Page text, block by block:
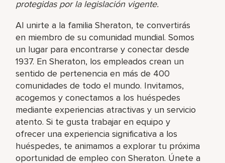
protegidas por la legislación vigente.
Al unirte a la familia Sheraton, te convertirás
en miembro de su comunidad mundial. Somos
un lugar para encontrarse y conectar desde
1937. En Sheraton, los empleados crean un
sentido de pertenencia en más de 400
comunidades de todo el mundo. Invitamos,
acogemos y conectamos a los huéspedes
mediante experiencias atractivas y un servicio
atento. Si te gusta trabajar en equipo y
ofrecer una experiencia significativa a los
huéspedes, te animamos a explorar tu próxima
oportunidad de empleo con Sheraton. Únete a